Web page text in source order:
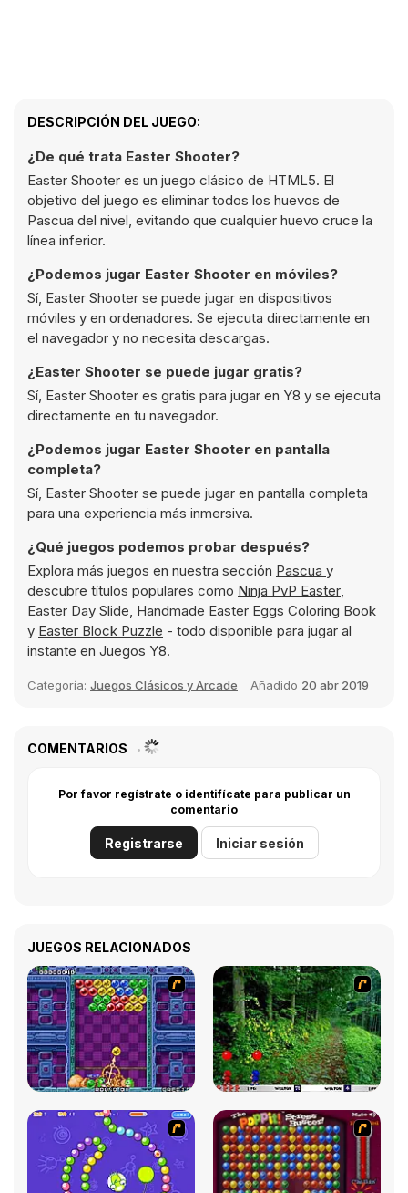
DESCRIPCIÓN DEL JUEGO:
¿De qué trata Easter Shooter?
Easter Shooter es un juego clásico de HTML5. El
objetivo del juego es eliminar todos los huevos de
Pascua del nivel, evitando que cualquier huevo cruce la
línea inferior.
¿Podemos jugar Easter Shooter en móviles?
Sí, Easter Shooter se puede jugar en dispositivos
móviles y en ordenadores. Se ejecuta directamente en
el navegador y no necesita descargas.
¿Easter Shooter se puede jugar gratis?
Sí, Easter Shooter es gratis para jugar en Y8 y se ejecuta
directamente en tu navegador.
¿Podemos jugar Easter Shooter en pantalla
completa?
Sí, Easter Shooter se puede jugar en pantalla completa
para una experiencia más inmersiva.
¿Qué juegos podemos probar después?
Explora más juegos en nuestra sección Pascua y
descubre títulos populares como Ninja PvP Easter,
Easter Day Slide, Handmade Easter Eggs Coloring Book
y Easter Block Puzzle - todo disponible para jugar al
instante en Juegos Y8.
Categoría: Juegos Clásicos y Arcade Añadido 20 abr 2019
COMENTARIOS
Por favor regístrate o identifícate para publicar un
comentario
Registrarse Iniciar sesión
JUEGOS RELACIONADOS